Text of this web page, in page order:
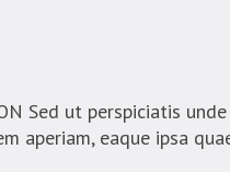
Sed ut perspiciatis
aperiam, eaque ipsa